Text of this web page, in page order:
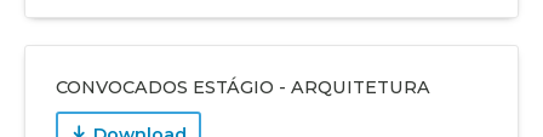
CONVOCADOS ESTÁGIO - ARQUITETURA